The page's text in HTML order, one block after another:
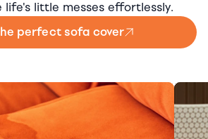
life's little messes effortlessly.
perfect sofa cover